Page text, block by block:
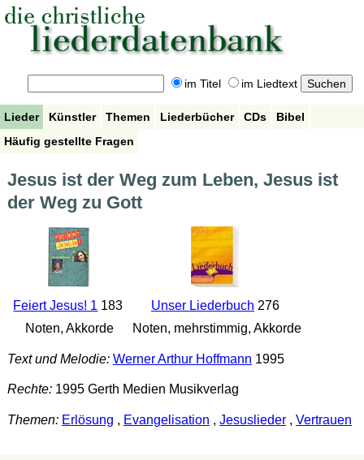
im Titel im Liedtext
Lieder Künstler Themen Liederbücher CDs
Bibel
Häufig gestellte Fragen
Jesus ist der Weg zum Leben, Jesus ist
der Weg zu Gott
Feiert Jesus! 1 183
Noten, Akkorde
Unser Liederbuch 276
Noten, mehrstimmig, Akkorde
Text und Melodie: Werner Arthur Hoffmann 1995
Rechte:1995 Gerth Medien Musikverlag
Themen: Erlösung , Evangelisation , Jesuslieder, Vertrauen